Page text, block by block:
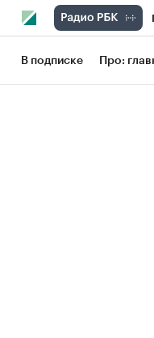
В подписке Про: